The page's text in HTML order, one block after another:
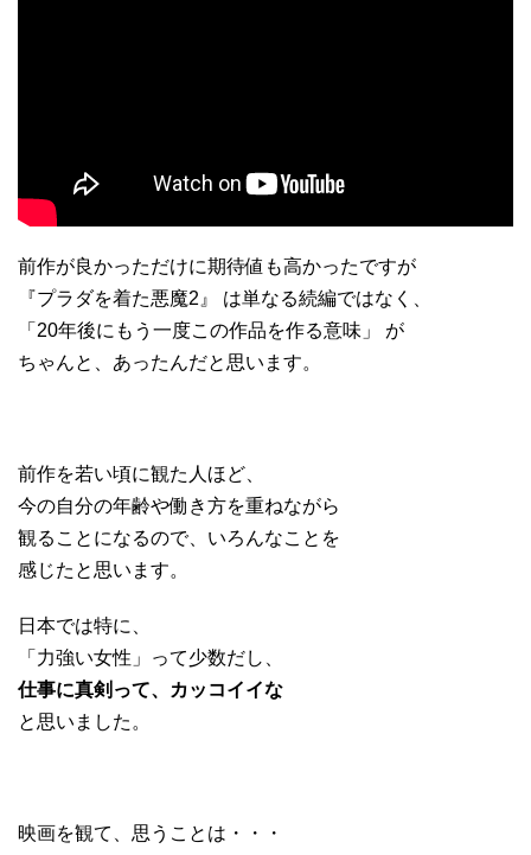
前作が良かっただけに期待値も高かったですが
『プラダを着た悪魔2』 は単なる続編ではなく、
「20年後にもう一度この作品を作る意味」 が
ちゃんと、あったんだと思います。
前作を若い頃に観た人ほど、
今の自分の年齢や働き方を重ねながら
観ることになるので、いろんなことを
感じたと思います。
日本では特に、
「力強い女性」って少数だし、
仕事に真剣って、カッコイイな
と思いました。
映画を観て、思うことは・・・